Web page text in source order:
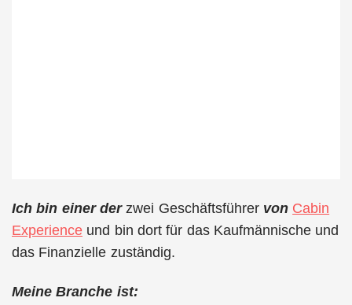
Ich bin einer derzwei Geschäftsführer von Cabin
Experience und bin dort für das Kaufmännische und
das Finanzielle zuständig.
Meine Branche ist: